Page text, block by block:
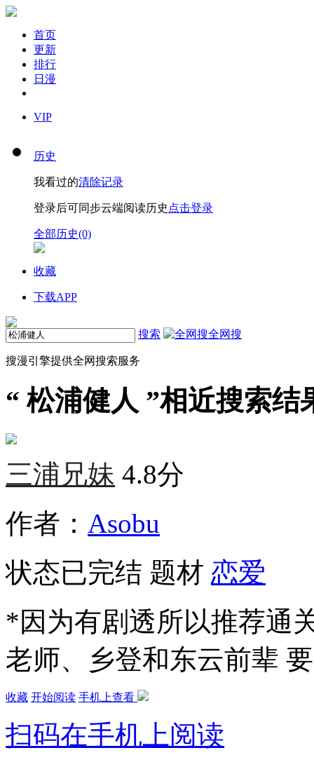
首页
更新
排行
日漫
VIP
历史
我看过的清除记录
登录后可同步云端阅读历史 点击登录
全部历史(0)
收藏
下载APP
搜索 全网搜
搜漫引擎提供全网搜索服务
“ 松浦健人 ”相近搜索结
三浦兄妹 4.8分
作者： Asobu
状态已完结 题材 恋爱
*因为有剧透所以推荐通
老师、乡登和东云前辈
收藏 开始阅读 手机上查看
扫码在手机上阅读